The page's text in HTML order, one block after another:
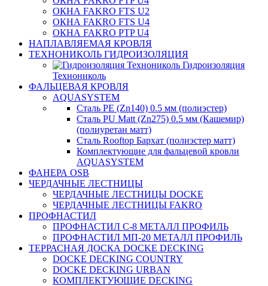
ОКНА FAKRO FTS U2
ОКНА FAKRO FTS U4
ОКНА FAKRO PTP U4
НАПЛАВЛЯЕМАЯ КРОВЛЯ
ТЕХНОНИКОЛЬ ГИДРОИЗОЛЯЦИЯ
Гидроизоляция
Технониколь
ФАЛЬЦЕВАЯ КРОВЛЯ
AQUASYSTEM
Сталь PE (Zn140) 0.5 мм (полиэстер)
Сталь PU Matt (Zn275) 0.5 мм (Кашемир)
(полиуретан матт)
Сталь Rooftop Бархат (полиэстер матт)
Комплектующие для фальцевой кровли
AQUASYSTEM
ФАНЕРА OSB
ЧЕРДАЧНЫЕ ЛЕСТНИЦЫ
ЧЕРДАЧНЫЕ ЛЕСТНИЦЫ DOCKE
ЧЕРДАЧНЫЕ ЛЕСТНИЦЫ FAKRO
ПРОФНАСТИЛ
ПРОФНАСТИЛ C-8 МЕТАЛЛ ПРОФИЛЬ
ПРОФНАСТИЛ МП-20 МЕТАЛЛ ПРОФИЛЬ
ТЕРРАСНАЯ ДОСКА DOCKE DECKING
DOCKE DECKING COUNTRY
DOCKE DECKING URBAN
КОМПЛЕКТУЮЩИЕ DECKING